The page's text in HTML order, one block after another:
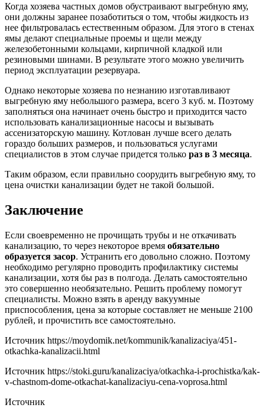
Когда хозяева частных домов обустраивают выгребную яму,
они должны заранее позаботиться о том, чтобы жидкость из
нее фильтровалась естественным образом. Для этого в стенах
ямы делают специальные проемы и щели между
железобетонными кольцами, кирпичной кладкой или
резиновыми шинами. В результате этого можно увеличить
период эксплуатации резервуара.
Однако некоторые хозяева по незнанию изготавливают
выгребную яму небольшого размера, всего 3 куб. м. Поэтому
заполняться она начинает очень быстро и приходится часто
использовать канализационные насосы и вызывать
ассенизаторскую машину. Котлован лучше всего делать
гораздо больших размеров, и пользоваться услугами
специалистов в этом случае придется только раз в 3 месяца.
Таким образом, если правильно соорудить выгребную яму, то
цена очистки канализации будет не такой большой.
Заключение
Если своевременно не прочищать трубы и не откачивать
канализацию, то через некоторое время обязательно
образуется засор. Устранить его довольно сложно. Поэтому
необходимо регулярно проводить профилактику системы
канализации, хотя бы раз в полгода. Делать самостоятельно
это совершенно необязательно. Решить проблему помогут
специалисты. Можно взять в аренду вакуумные
приспособления, цена за которые составляет не меньше 2100
рублей, и прочистить все самостоятельно.
Источник https://moydomik.net/kommunik/kanalizaciya/451-
otkachka-kanalizacii.html
Источник https://stoki.guru/kanalizaciya/otkachka-i-prochistka/kak-
v-chastnom-dome-otkachat-kanalizaciyu-cena-voprosa.html
Источник